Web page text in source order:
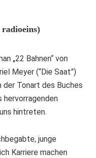
„22 Bahnen“ von
Meyer (“Die Saat”)
der Tonart des Buches
hervorragenden
hintreten.
junge
Karriere machen